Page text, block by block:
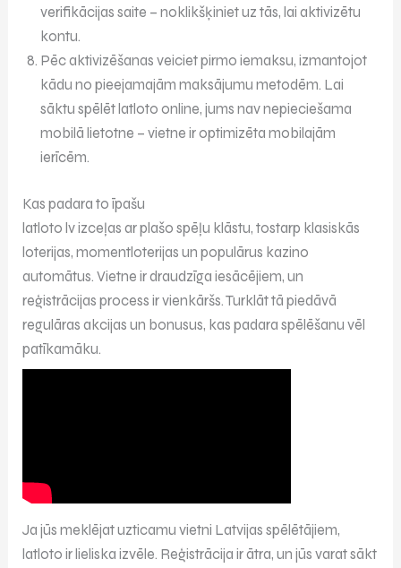
verifikācijas saite – noklikšķiniet uz tās, lai aktivizētu
kontu.
Pēc aktivizēšanas veiciet pirmo iemaksu, izmantojot
kādu no pieejamajām maksājumu metodēm. Lai
sāktu spēlēt latloto online, jums nav nepieciešama
mobilā lietotne – vietne ir optimizēta mobilajām
ierīcēm.
Kas padara to īpašu
latloto lv izceļas ar plašo spēļu klāstu, tostarp klasiskās
loterijas, momentloterijas un populārus kazino
automātus. Vietne ir draudzīga iesācējiem, un
reģistrācijas process ir vienkāršs. Turklāt tā piedāvā
regulāras akcijas un bonusus, kas padara spēlēšanu vēl
patīkamāku.
Ja jūs meklējat uzticamu vietni Latvijas spēlētājiem,
latloto ir lieliska izvēle. Reģistrācija ir ātra, un jūs varat sākt